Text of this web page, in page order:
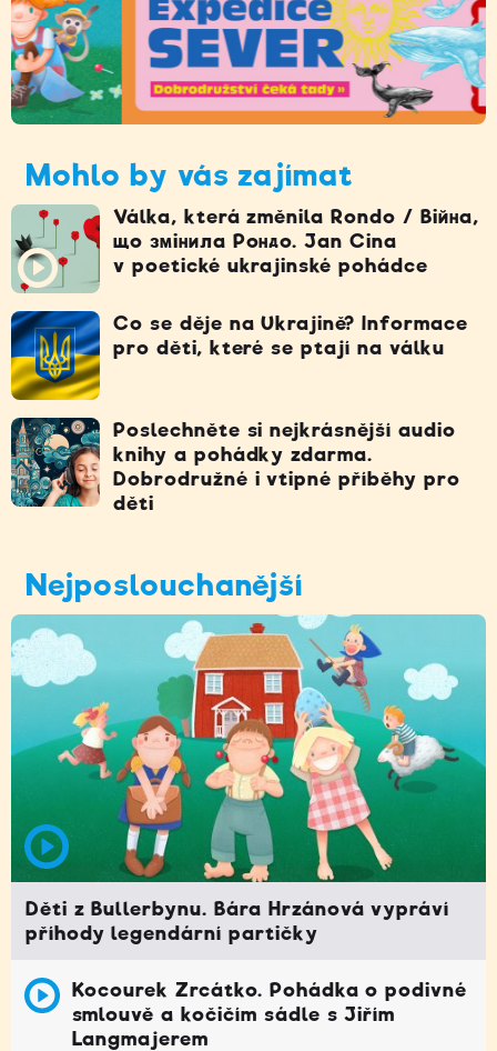
Mohlo by vás zajímat
Válka, která změnila Rondo / Війна,
що змінила Рондо. Jan Cina
v poetické ukrajinské pohádce
Co se děje na Ukrajině? Informace
pro děti, které se ptají na válku
Poslechněte si nejkrásnější audio
knihy a pohádky zdarma.
Dobrodružné i vtipné příběhy pro
děti
Nejposlouchanější
Děti z Bullerbynu. Bára Hrzánová vypráví
příhody legendární partičky
Kocourek Zrcátko. Pohádka o podivné
smlouvě a kočičím sádle s Jiřím
Langmajerem